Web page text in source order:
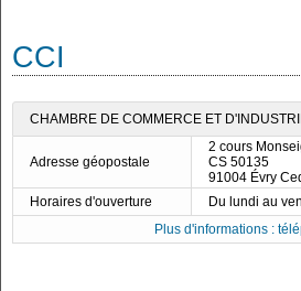
CCI
CHAMBRE DE COMMERCE ET
Adresse géopostale
2 cours
CS 50135
91004 Évry
Horaires d'ouverture
Du lundi au
Plus d'informations :